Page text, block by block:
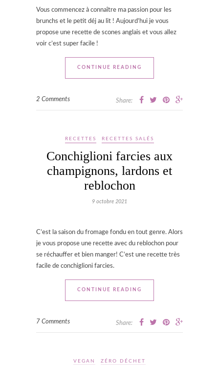
Vous commencez à connaître ma passion pour les
brunchs et le petit déj au lit ! Aujourd’hui je vous
propose une recette de scones anglais et vous allez
voir c’est super facile !
CONTINUE READING
2 Comments Share:
RECETTES RECETTES SALÉS
Conchiglioni farcies aux
champignons, lardons et
reblochon
9 octobre 2021
C’est la saison du fromage fondu en tout genre. Alors
je vous propose une recette avec du reblochon pour
se réchauffer et bien manger! C’est une recette très
facile de conchiglioni farcies.
CONTINUE READING
7 Comments Share:
VEGAN ZÉRO DÉCHET